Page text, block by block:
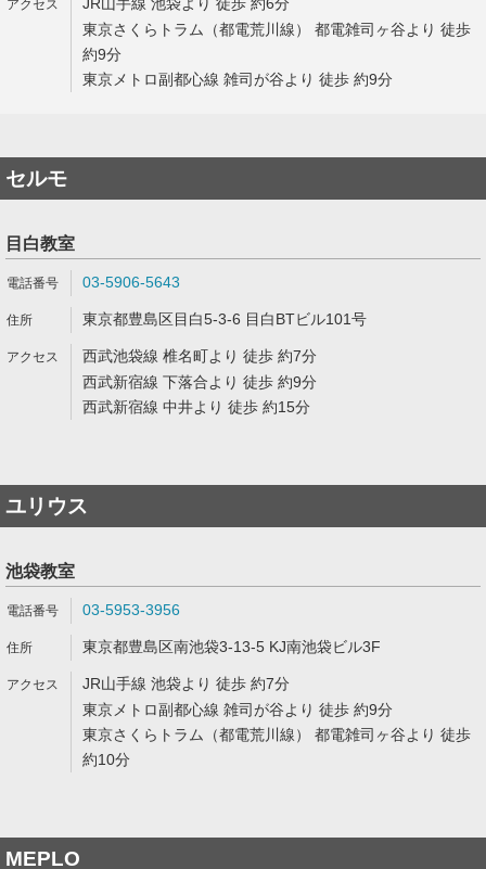
東京さくらトラム（都電荒川線） 都電雑司ヶ谷より 徒歩
約9分
東京メトロ副都心線 雑司が谷より 徒歩 約9分
セルモ
目白教室
03-5906-5643
東京都豊島区目白5-3-6 目白BTビル101号
西武池袋線 椎名町より 徒歩 約7分
西武新宿線 下落合より 徒歩 約9分
西武新宿線 中井より 徒歩 約15分
ユリウス
池袋教室
03-5953-3956
東京都豊島区南池袋3-13-5 KJ南池袋ビル3F
JR山手線 池袋より 徒歩 約7分
東京メトロ副都心線 雑司が谷より 徒歩 約9分
東京さくらトラム（都電荒川線） 都電雑司ヶ谷より 徒歩
約10分
MEPLO